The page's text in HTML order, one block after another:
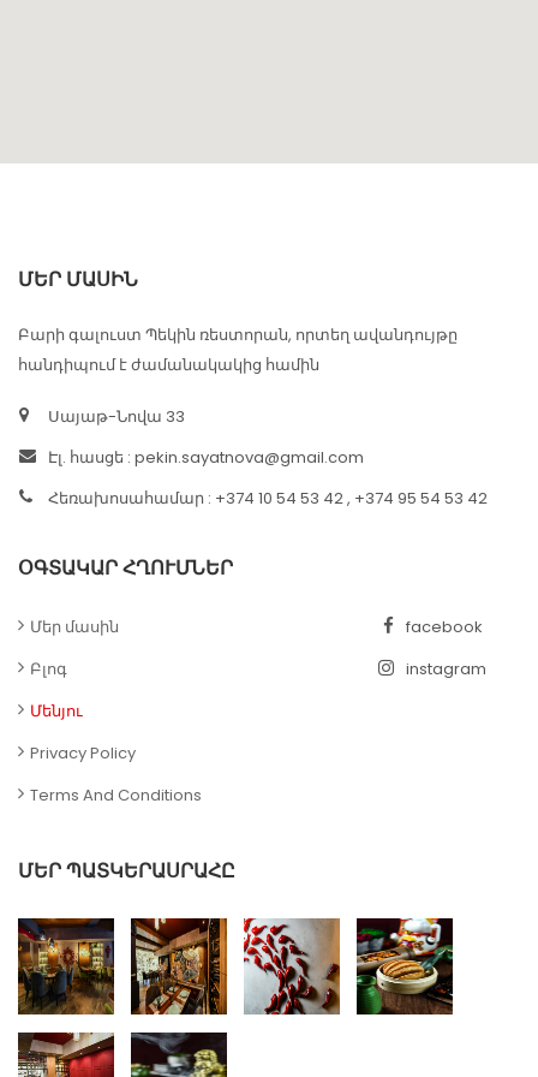
ՄԵՐ ՄԱՍԻՆ
Բարի գալուստ Պեկին ռեստորան, որտեղ ավանդույթը
հանդիպում է ժամանակակից համին
Սայաթ-Նովա 33
Էլ. հասցե : pekin.sayatnova@gmail.com
Հեռախոսահամար : +374 10 54 53 42 , +374 95 54 53 42
ՕԳՏԱԿԱՐ ՀՂՈՒՄՆԵՐ
Մեր մասին
Բլոգ
Մենյու
Privacy Policy
Terms And Conditions
facebook
instagram
ՄԵՐ ՊԱՏԿԵՐԱՍՐԱՀԸ